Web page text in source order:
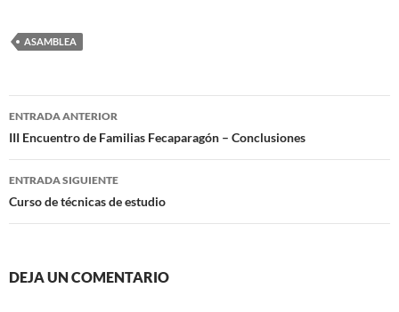
ASAMBLEA
Navegación
de
entradas
ENTRADA ANTERIOR
III Encuentro de Familias Fecaparagón – Conclusiones
ENTRADA SIGUIENTE
Curso de técnicas de estudio
DEJA UN COMENTARIO